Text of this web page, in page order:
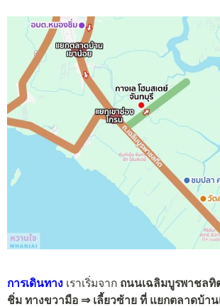
การเดินทาง เราเริ่มจาก ถนนเฉลิมบูรพาชลทิ
ชิ่ม ทางขวามือ ⇒ เลี้ยวซ้าย ที่ แยกตลาดบ้า